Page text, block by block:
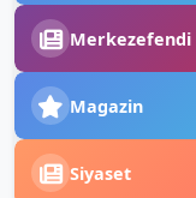
Merkezefendi
Magazin
Siyaset